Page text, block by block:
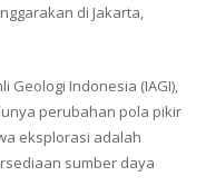
di Jakarta,
Geologi Indonesia (IAGI),
perubahan pola pikir
eksplorasi adalah
sumber daya